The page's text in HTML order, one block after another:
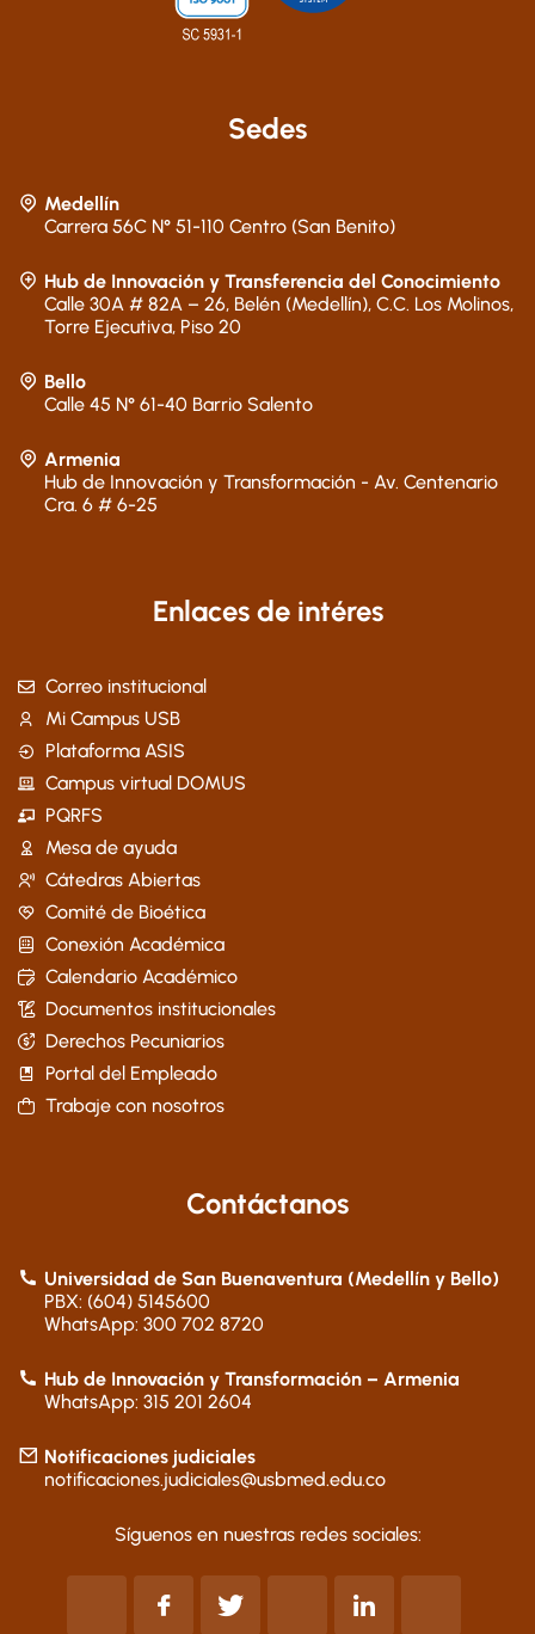
Sedes
Medellín
Carrera 56C N° 51-110 Centro (San Benito)
Hub de Innovación y Transferencia del Conocimiento
Calle 30A # 82A – 26, Belén (Medellín), C.C. Los Molinos,
Torre Ejecutiva, Piso 20
Bello
Calle 45 N° 61-40 Barrio Salento
Armenia
Hub de Innovación y Transformación - Av. Centenario
Cra. 6 # 6-25
Enlaces de intéres
Correo institucional
Mi Campus USB
Plataforma ASIS
Campus virtual DOMUS
PQRFS
Mesa de ayuda
Cátedras Abiertas
Comité de Bioética
Conexión Académica
Calendario Académico
Documentos institucionales
Derechos Pecuniarios
Portal del Empleado
Trabaje con nosotros
Contáctanos
Universidad de San Buenaventura (Medellín y Bello)
PBX: (604) 5145600
WhatsApp: 300 702 8720
Hub de Innovación y Transformación – Armenia
WhatsApp: 315 201 2604
Notificaciones judiciales
notificaciones.judiciales@usbmed.edu.co
Síguenos en nuestras redes sociales: